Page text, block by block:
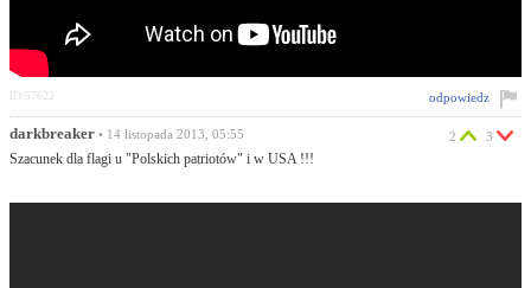
odpowiedz
ID:57622
darkbreaker • 14 listopada 2013, 05:55
Szacunek dla flagi u "Polskich patriotów" i w USA !!!
2 3